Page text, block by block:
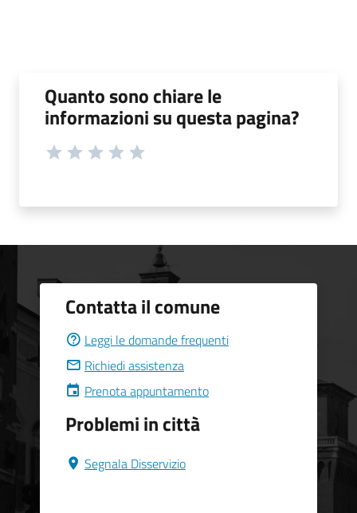
Quanto sono chiare le
informazioni su questa pagina?
Contatta il comune
Leggi le domande frequenti
Richiedi assistenza
Prenota appuntamento
Problemi in città
Segnala Disservizio